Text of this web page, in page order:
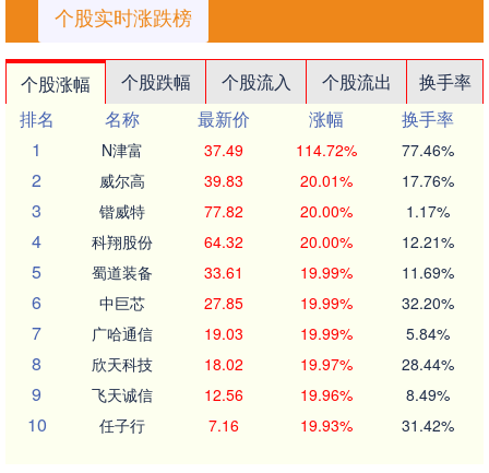
个股实时涨跌榜
个股涨幅 个股跌幅 个股流入 个股流出
换手率
排名
名称 最新价 涨幅
换手率
1
N津富 37.49 114.72% 77.46%
2 威尔高 39.83 20.01% 17.76%
3 锴威特 77.82 20.00% 1.17%
4 科翔股份 64.32 20.00% 12.21%
5 蜀道装备 33.61 19.99% 11.69%
6 中巨芯 27.85 19.99% 32.20%
7 广哈通信 19.03 19.99% 5.84%
8 欣天科技 18.02 19.97% 28.44%
9 飞天诚信 12.56 19.96% 8.49%
10 任子行 7.16 19.93% 31.42%